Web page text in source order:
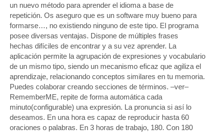
un nuevo método para aprender el idioma a base de
repetición. Os aseguro que es un software muy bueno para
formarse…, no existiendo ninguno de este tipo. El programa
posee diversas ventajas. Dispone de múltiples frases
hechas difíciles de encontrar y a su vez aprender. La
aplicación permite la agrupación de expresiones y vocabulario
de un mismo tipo, siendo un mecanismo eficaz que agiliza el
aprendizaje, relacionando conceptos similares en tu memoria.
Puedes colaborar creando secciones de términos. –ver–
RememberME, repite de forma automática cada
minuto(configurable) una expresión. La pronuncia si así lo
deseamos. En una hora es capaz de reproducir hasta 60
oraciones o palabras. En 3 horas de trabajo, 180. Con 180